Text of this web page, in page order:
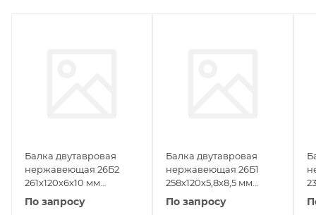
Балка двутавровая
нержавеющая 26Б2
261х120х6х10 мм
06ХН28МДТ ГОСТ
26020-83
По запросу
Балка двутавровая
нержавеющая 26Б1
258х120х5,8х8,5 мм
06ХН28МДТ ГОСТ
26020-83
По запросу